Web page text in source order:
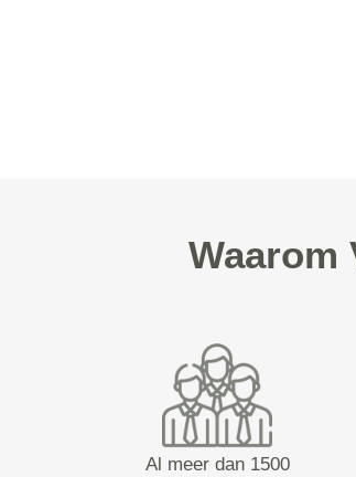
Waarom
Al meer dan 1500